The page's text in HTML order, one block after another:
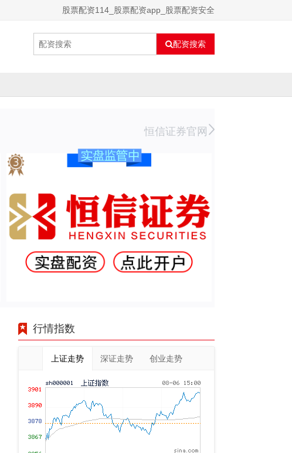
股票配资114_股票配资app_股票配资安全
配资搜索
恒信证券官网
行情指数
上证走势 深证走势 创业走势